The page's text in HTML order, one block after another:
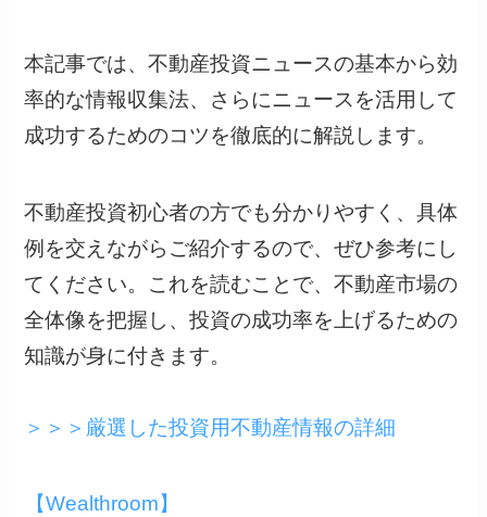
本記事では、不動産投資ニュースの基本から効
率的な情報収集法、さらにニュースを活用して
成功するためのコツを徹底的に解説します。
不動産投資初心者の方でも分かりやすく、具体
例を交えながらご紹介するので、ぜひ参考にし
てください。これを読むことで、不動産市場の
全体像を把握し、投資の成功率を上げるための
知識が身に付きます。
＞＞＞厳選した投資用不動産情報の詳細
【Wealthroom】